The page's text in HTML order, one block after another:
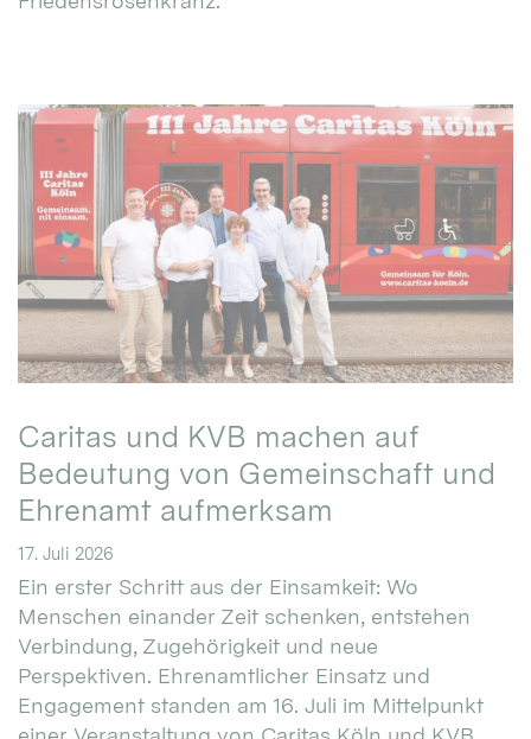
Caritas und KVB machen auf
Bedeutung von Gemeinschaft und
Ehrenamt aufmerksam
17. Juli 2026
Ein erster Schritt aus der Einsamkeit: Wo
Menschen einander Zeit schenken, entstehen
Verbindung, Zugehörigkeit und neue
Perspektiven. Ehrenamtlicher Einsatz und
Engagement standen am 16. Juli im Mittelpunkt